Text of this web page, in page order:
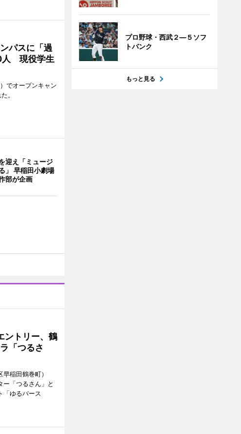
パスに「過
人 現役学生
でオープンキャン
。
迎え「ミュージ
」 早稲田小劇場
部が企画
ントリー、鶴
「つるさ
稲田鶴巻町）
ー「つるさん」と
「ゆるバース
プロ野球・西武２―５ソフ
トバンク
もっと見る